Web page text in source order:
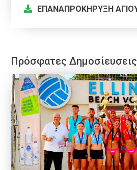
ΕΠΑΝΑΠΡΟΚΗΡΥΞΗ
Πρόσφατες Δημοσίευσεις